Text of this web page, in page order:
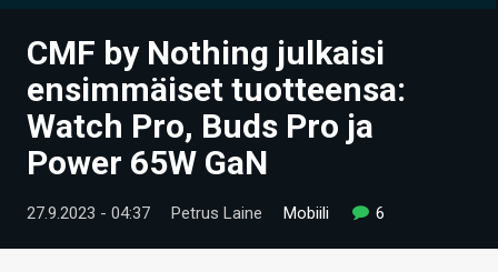
UUTISET
ARTIKKELIT
VIDEOT
TECHBBS
CMF by Nothing julkaisi
ensimmäiset tuotteensa:
Watch Pro, Buds Pro ja
Power 65W GaN
27.9.2023 - 04:37 Petrus Laine Mobiili 6